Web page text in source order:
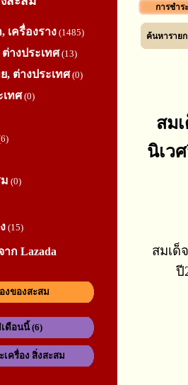
เครื่องราง (1485)
างประเทศ(13)
, ต่างประเทศ(0)
เทศ(0)
(0)
(15)
ก Lazada
งของสะสม
ดือนนี้ (6)
เครื่อง สิ่งสะสม
การชำร
ค้นหารายก
สม
นิเว
สมเด็
ปี